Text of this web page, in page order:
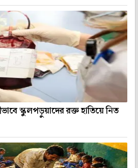
স্কুলপড়ুয়াদের রক্ত হাতিয়ে নিত